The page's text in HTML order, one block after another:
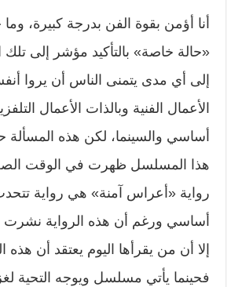
أنا أؤمن بقوة الفن بدرجة
«حالة خاصة» بالتأكيد مؤشر إلى تلك
إلى أي مدى يتمنى الناس أن يروا
الأعمال الفنية وبالذات الأعمال
أساسي والسينما، لكن هذه
هذا المسلسل ظهرت في الوقت
رواية «أعراس آمنة» هي رواية
أساسي ورغم أن هذه الرواية
إلا أن من يقرأها اليوم يعتقد أن هذه
فحينما يأتي مسلسل ويوجه التحية